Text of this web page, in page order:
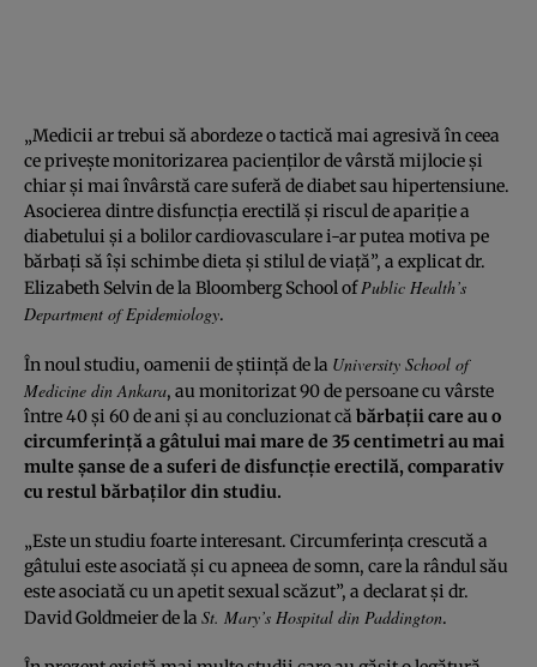
„Medicii ar trebui să abordeze o tactică mai agresivă în ceea
ce priveşte monitorizarea pacienţilor de vârstă mijlocie şi
chiar şi mai învârstă care suferă de diabet sau hipertensiune.
Asocierea dintre disfuncţia erectilă şi riscul de apariţie a
diabetului şi a bolilor cardiovasculare i-ar putea motiva pe
bărbaţi să îşi schimbe dieta şi stilul de viaţă”, a explicat dr.
Elizabeth Selvin de la Bloomberg School ofPublic Health’s
Department of Epidemiology.
În noul studiu, oamenii de ştiinţă de la University School of
Medicine din Ankara, au monitorizat 90 de persoane cu vârste
între 40 şi 60 de ani şi au concluzionat că bărbaţii care au o
circumferinţă a gâtului mai mare de 35 centimetri au mai
multe şanse de a suferi de disfuncţie erectilă, comparativ
cu restul bărbaţilor din studiu.
„Este un studiu foarte interesant. Circumferinţa crescută a
gâtului este asociată şi cu apneea de somn, care la rândul său
este asociată cu un apetit sexual scăzut”, a declarat şi dr.
David Goldmeier de la St. Mary’s Hospital din Paddington.